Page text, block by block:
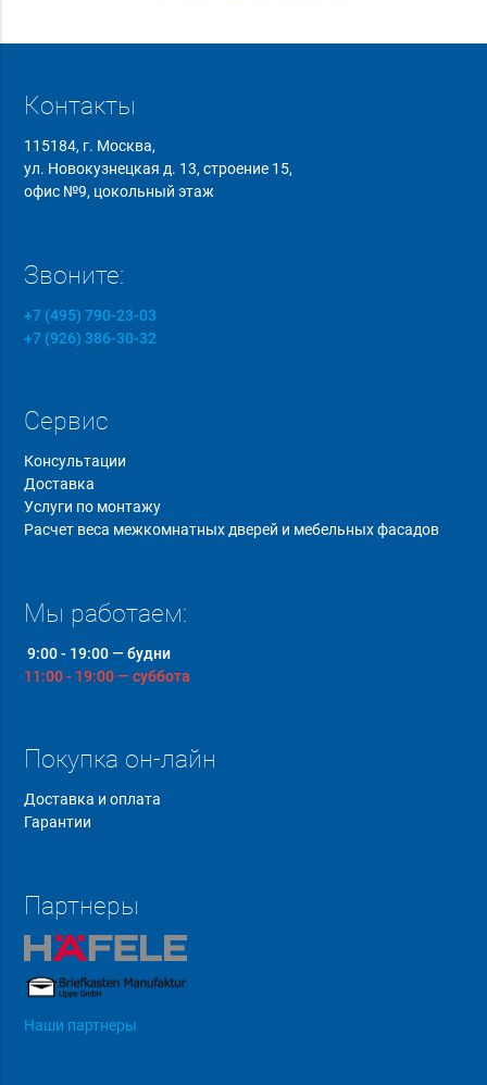
Контакты
115184, г. Москва,
ул. Новокузнецкая д. 13, строение 15,
офис №9, цокольный этаж
Звоните:
+7 (495) 790-23-03
+7 (926) 386-30-32
Сервис
Консультации
Доставка
Услуги по монтажу
Расчет веса межкомнатных дверей и мебельных фасадов
Мы работаем:
9:00 - 19:00 — будни
11:00 - 19:00 — суббота
Покупка он-лайн
Доставка и оплата
Гарантии
Партнеры
Наши партнеры